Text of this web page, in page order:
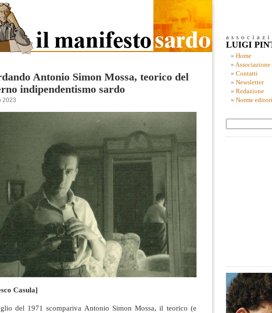
Antonio Simon Mossa, teorico del
indipendentismo sardo
2023
Casula]
del 1971 scompariva Antonio Simon Mossa, il teorico (e
LUIGI
Home
Associazione
Contatti
Newsletter
Redazione
Norme